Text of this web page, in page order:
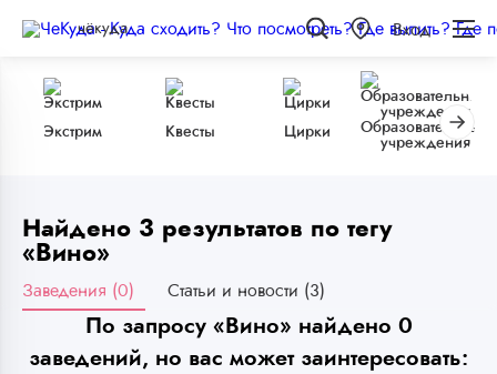
чёкуда Вход
Экстрим Квесты Цирки
Образовательные
учреждения
Найдено 3 результатов по тегу
«Вино»
Заведения (0) Статьи и новости (3)
По запросу «Вино» найдено 0
заведений, но вас может заинтересовать: